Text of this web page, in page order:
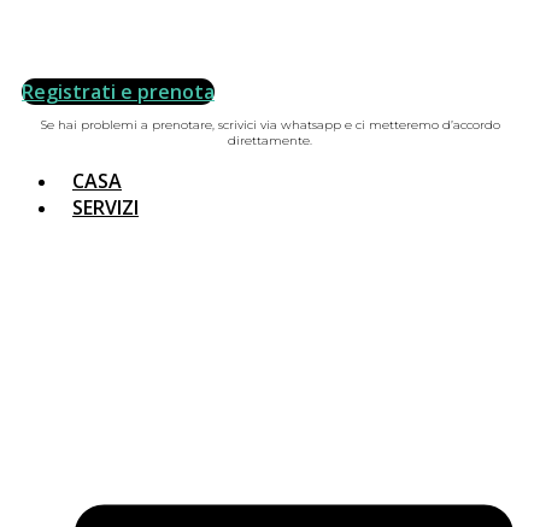
Registrati e prenota
Se hai problemi a prenotare, scrivici via whatsapp e ci metteremo d’accordo
direttamente.
CASA
SERVIZI